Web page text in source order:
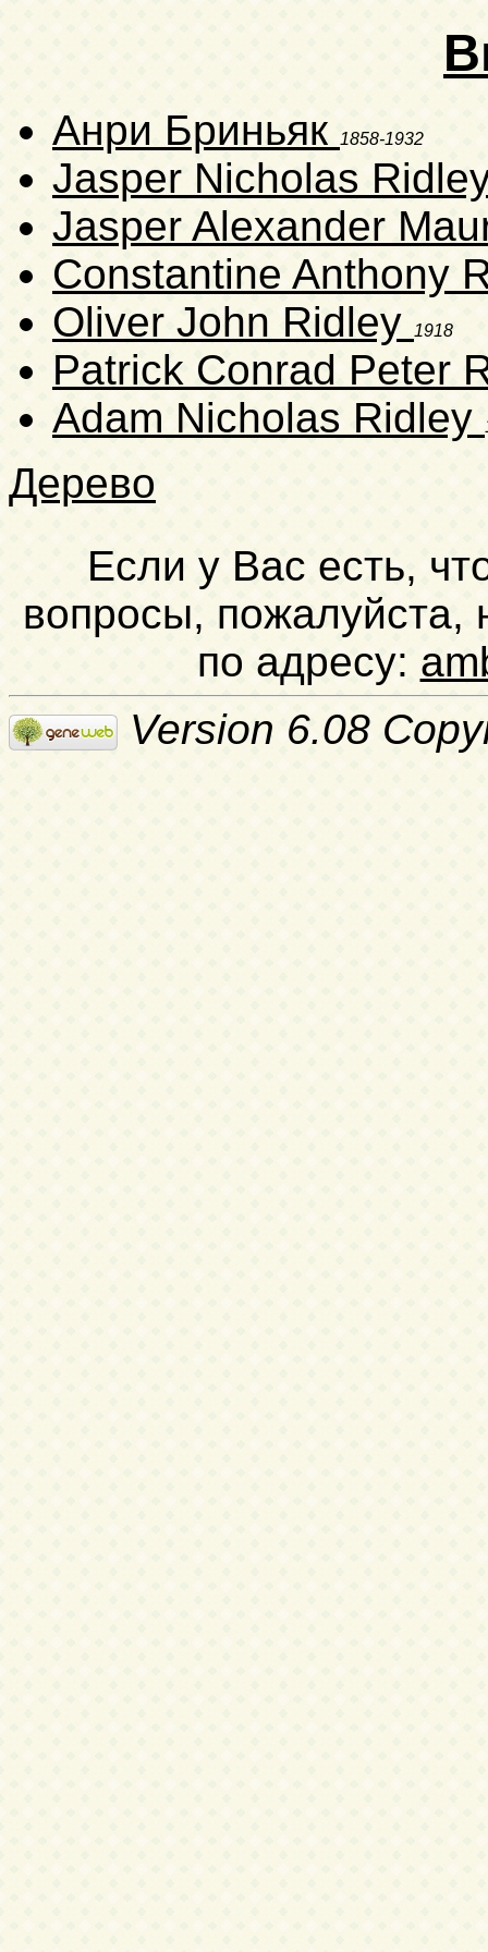
Анри Бриньяк 1858-1932
Jasper Nicholas
Jasper Alexander
Constantine Anthony
Oliver John Ridley
1918
Patrick Conrad Peter
Adam Nicholas Ridley
Дерево
Если у Вас есть,
вопросы, пожалуйста,
по адресу:
Version 6.08